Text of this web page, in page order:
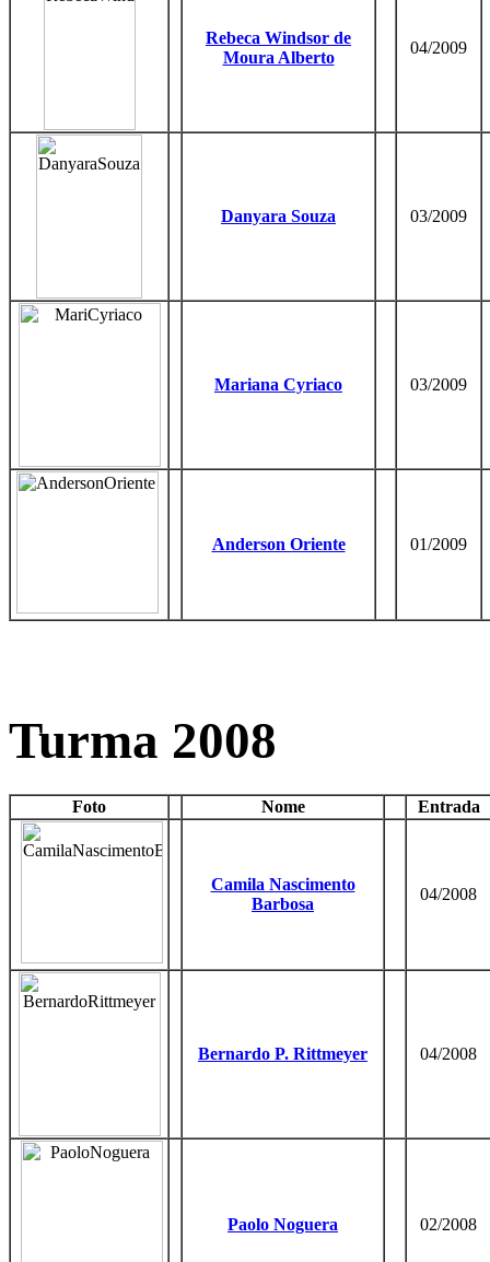
Rebeca Windsor de
Moura Alberto
04/2009
Danyara Souza 03/2009
Mariana Cyriaco 03/2009
Anderson Oriente 01/2009
Turma 2008
Foto Nome Entrada
Camila Nascimento
Barbosa
04/2008
Bernardo P. Rittmeyer 04/2008
Paolo Noguera 02/2008